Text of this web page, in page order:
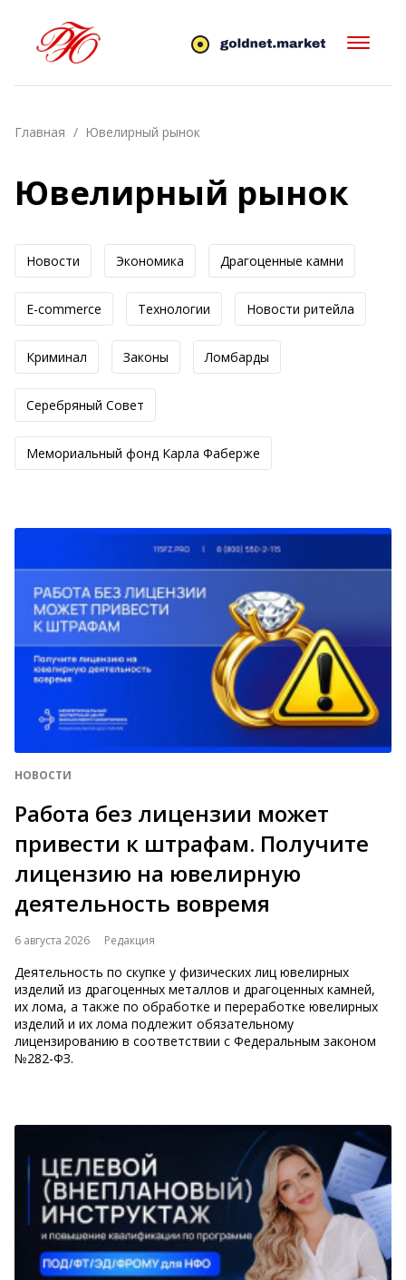
Главная Ювелирный рынок
Ювелирный рынок
Новости Экономика Драгоценные камни
E-commerce Технологии Новоcти ритейла
Криминал Законы Ломбарды
Серебряный Совет
Мемориальный фонд Карла Фаберже
НОВОСТИ
Работа без лицензии может
привести к штрафам. Получите
лицензию на ювелирную
деятельность вовремя
6 августа 2026 Редакция
Деятельность по скупке у физических лиц ювелирных
изделий из драгоценных металлов и драгоценных камней,
их лома, а также по обработке и переработке ювелирных
изделий и их лома подлежит обязательному
лицензированию в соответствии с Федеральным зак​​​​​​​оном
№282-ФЗ.